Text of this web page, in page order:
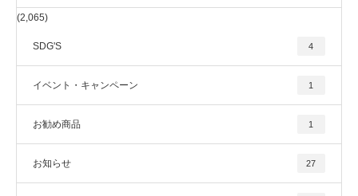
(2,065)
SDG'S 4
イベント・キャンペーン 1
お勧め商品 1
お知らせ 27